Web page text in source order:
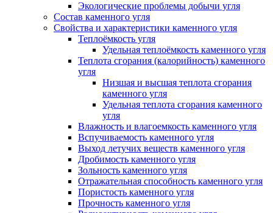
Экологические проблемы добычи угля
Состав каменного угля
Свойства и характеристики каменного угля
Теплоёмкость угля
Удельная теплоёмкость каменного угля
Теплота сгорания (калорийность) каменного
угля
Низшая и высшая теплота сгорания
каменного угля
Удельная теплота сгорания каменного
угля
Влажность и влагоемкость каменного угля
Вспучиваемость каменного угля
Выход летучих веществ каменного угля
Дробимость каменного угля
Зольность каменного угля
Отражательная способность каменного угля
Пористость каменного угля
Прочность каменного угля